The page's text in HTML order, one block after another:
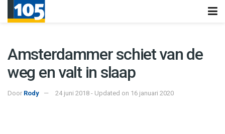
Amsterdammer schiet van de
weg en valt in slaap
Door Rody 24 juni 2018 - Updated on 16 januari 2020